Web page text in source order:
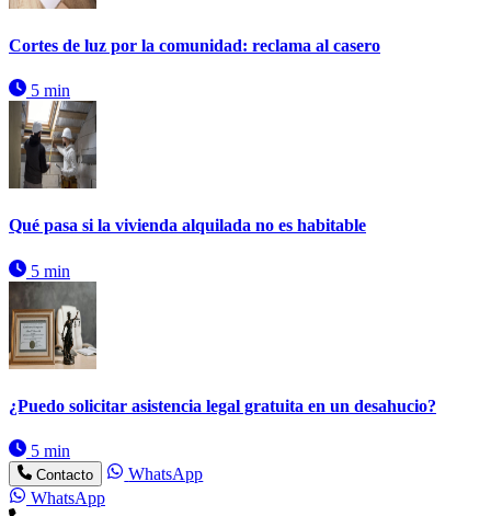
Cortes de luz por la comunidad: reclama al casero
5 min
Qué pasa si la vivienda alquilada no es habitable
5 min
¿Puedo solicitar asistencia legal gratuita en un desahucio?
5 min
Contacto
WhatsApp
WhatsApp